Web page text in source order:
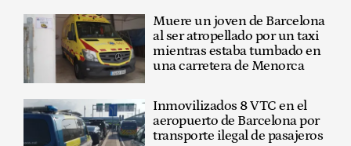
Muere un joven de Barcelona
al ser atropellado por un taxi
mientras estaba tumbado en
una carretera de Menorca
Inmovilizados 8 VTC en el
aeropuerto de Barcelona por
transporte ilegal de pasajeros